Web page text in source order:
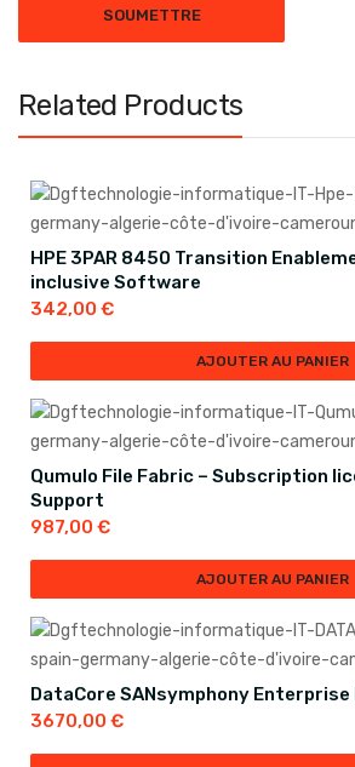
Related Products
HPE 3PAR 8450 Transition
inclusive Software
342,00 €
AJOUTER AU PANIER
Qumulo File Fabric – Subscription
Support
987,00 €
AJOUTER AU PANIER
DataCore SANsymphony
3670,00 €